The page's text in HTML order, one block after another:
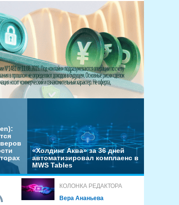
«Холдинг Аква» за 36 дней
автоматизировал комплаенс в
MWS Tables
КОЛОНКА РЕДАКТОРА
Вера Ананьева